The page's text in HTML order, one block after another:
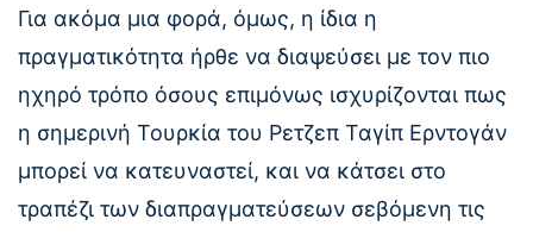
Για ακόμα μια φορά, όμως, η ίδια η
πραγματικότητα ήρθε να διαψεύσει με τον πιο
ηχηρό τρόπο όσους επιμόνως ισχυρίζονται πως
η σημερινή Τουρκία του Ρετζεπ Ταγίπ Ερντογάν
μπορεί να κατευναστεί, και να κάτσει στο
τραπέζι των διαπραγματεύσεων σεβόμενη τις